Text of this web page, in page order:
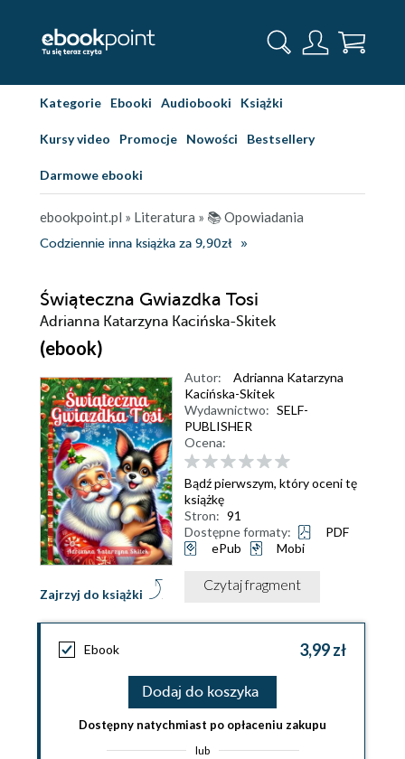
Kategorie Ebooki Audiobooki Książki
Kursy video Promocje Nowości Bestsellery
Darmowe ebooki
ebookpoint.pl » Literatura » 📚 Opowiadania
Codziennie inna książka za 9,90zł
Świąteczna Gwiazdka Tosi
Adrianna Katarzyna Kacińska-Skitek
(ebook)
Zajrzyj do książki
Autor:
Adrianna Katarzyna
Kacińska-Skitek
Wydawnictwo: SELF-
PUBLISHER
Ocena:
Bądź pierwszym, który oceni tę
książkę
Stron: 91
Dostępne formaty:
PDF
ePub
Mobi
Czytaj fragment
Ebook 3,99 zł
Dodaj do koszyka
Dostępny natychmiast po opłaceniu zakupu
lub